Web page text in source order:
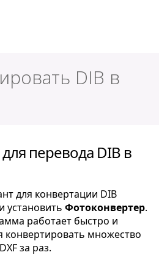
DIB в
перевода DIB в
для конвертации DIB
установить Фотоконвертер.
работает быстро и
конвертировать множество
за раз.